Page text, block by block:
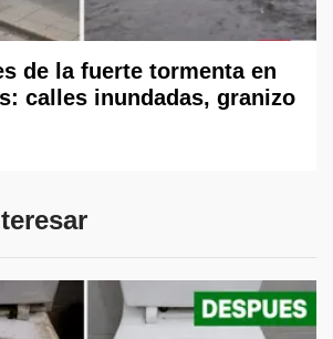
de la fuerte tormenta en
calles inundadas, granizo